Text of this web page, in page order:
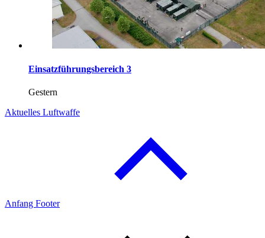
Einsatzführungsbereich 3
Gestern
Aktuelles Luftwaffe
Anfang Footer